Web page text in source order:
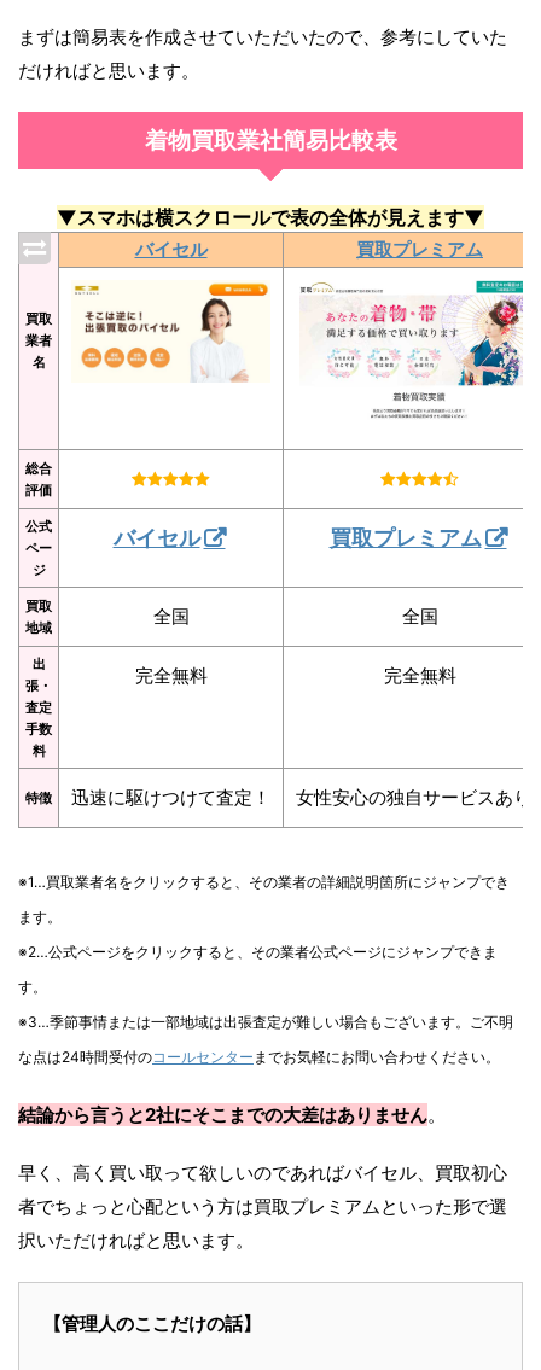
まずは簡易表を作成させていただいたので、参考にしていた
だければと思います。
着物買取業社簡易比較表
▼スマホは横スクロールで表の全体が見えます▼
買取
業者
名
バイセル 買取プレミアム
総合
評価
公式
ペー
ジ
バイセル 買取プレミアム
買取
地域
全国 全国
出
張・
査定
手数
料
完全無料 完全無料
特徴 迅速に駆けつけて査定！ 女性安心の独自サービスあり
※1…買取業者名をクリックすると、その業者の詳細説明箇所にジャンプでき
ます。
※2…公式ページをクリックすると、その業者公式ページにジャンプできま
す。
※3…季節事情または一部地域は出張査定が難しい場合もございます。ご不明
な点は24時間受付のコールセンター までお気軽にお問い合わせください。
結論から言うと2社にそこまでの大差はありません。
早く、高く買い取って欲しいのであればバイセル、買取初心
者でちょっと心配という方は買取プレミアムといった形で選
択いただければと思います。
【管理人のここだけの話】